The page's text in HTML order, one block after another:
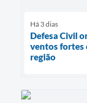
Há 3 dias
Defesa Civil
ventos fortes
região